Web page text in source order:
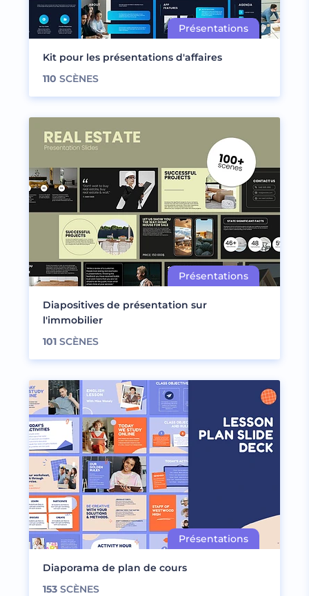
Kit pour les présentations d'affaires
110 SCÈNES
Diapositives de présentation sur
l'immobilier
101 SCÈNES
Diaporama de plan de cours
153 SCÈNES